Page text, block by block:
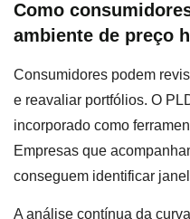
Como
ambiente de preço
Consumidores podem
e reavaliar portfólios. O
incorporado como
Empresas que
conseguem identificar
A análise contínua da